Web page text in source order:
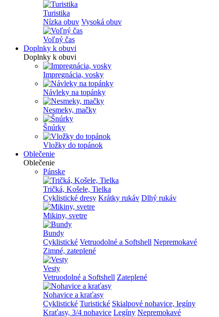
Turistika
Nízka obuv Vysoká obuv
Voľný čas
Doplnky k obuvi
Doplnky k obuvi
Impregnácia, vosky
Návleky na topánky
Nesmeky, mačky
Šnúrky
Vložky do topánok
Oblečenie
Oblečenie
Pánske
Tričká, Košele, Tielka
Cyklistické dresy Krátky rukáv Dlhý rukáv
Mikiny, svetre
Bundy
Cyklistické Vetruodolné a Softshell Nepremokavé
Zimné, zateplené
Vesty
Vetruodolné a Softshell Zateplené
Nohavice a kraťasy
Cyklistické Turistické Skialpové nohavice, legíny
Kraťasy, 3/4 nohavice Legíny Nepremokavé